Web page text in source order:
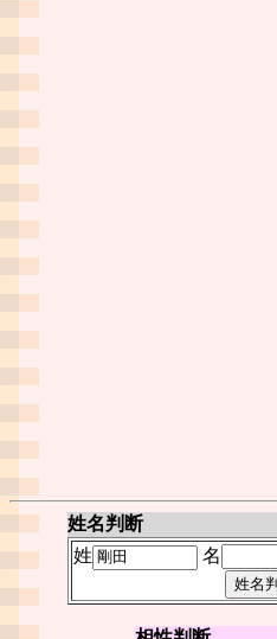
姓名判断
姓
名